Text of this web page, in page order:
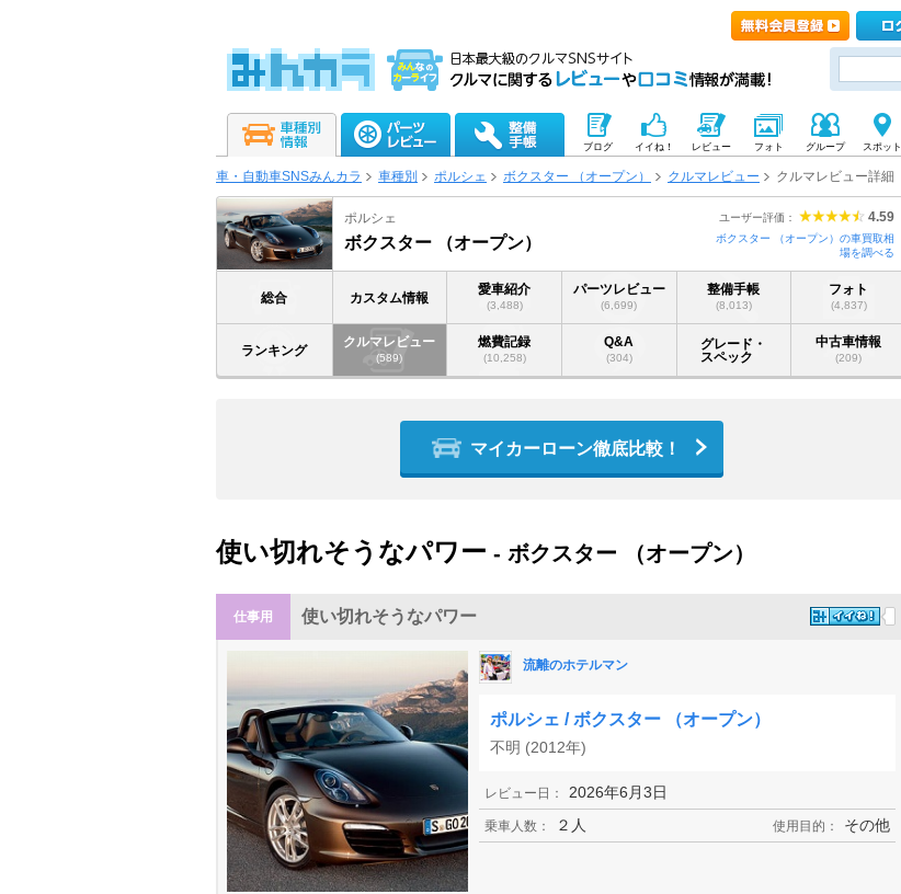
ブログ イイね！ レビュー フォト グループ スポット
車・自動車SNSみんカラ 車種別 ポルシェ ボクスター （オープン） クルマレビュー クルマレビュー詳細
ユーザー評価： 4.59
ポルシェ
ボクスター （オープン）
ボクスター （オープン）の車買取相
場を調べる
総合 カスタム情報
愛車紹介
(3,488)
パーツレビュー
(6,699)
整備手帳
(8,013)
フォト
(4,837)
ランキング
クルマレビュー
(589)
燃費記録
(10,258)
Q&A
(304)
グレード・
スペック
中古車情報
(209)
マイカーローン徹底比較！
使い切れそうなパワー - ボクスター （オープン）
仕事用 使い切れそうなパワー
流離のホテルマン
ポルシェ / ボクスター （オープン）
不明 (2012年)
レビュー日： 2026年6月3日
乗車人数： ２人 使用目的： その他